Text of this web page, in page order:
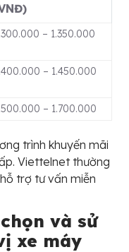
– 1.350.000
– 1.450.000
– 1.700.000
trình khuyến mãi
Viettelnet thường
trợ tư vấn miễn
và sử
xe máy